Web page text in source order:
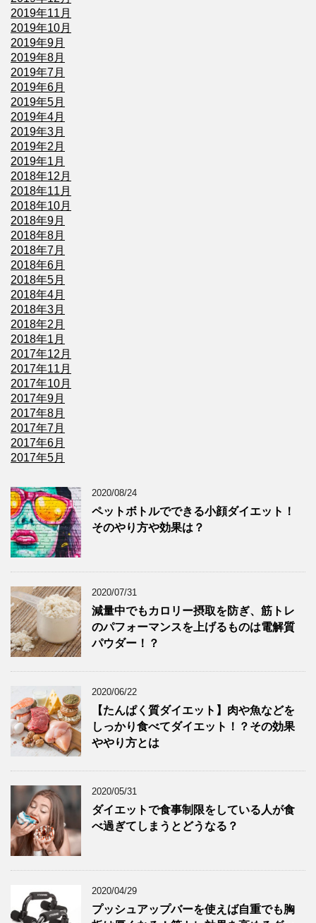
2019年11月
2019年10月
2019年9月
2019年8月
2019年7月
2019年6月
2019年5月
2019年4月
2019年3月
2019年2月
2019年1月
2018年12月
2018年11月
2018年10月
2018年9月
2018年8月
2018年7月
2018年6月
2018年5月
2018年4月
2018年3月
2018年2月
2018年1月
2017年12月
2017年11月
2017年10月
2017年9月
2017年8月
2017年7月
2017年6月
2017年5月
2020/08/24
ペットボトルでできる小顔ダイエット！
そのやり方や効果は？
2020/07/31
減量中でもカロリー摂取を防ぎ、筋トレ
のパフォーマンスを上げるものは電解質
パウダー！？
2020/06/22
【たんぱく質ダイエット】肉や魚などを
しっかり食べてダイエット！？その効果
ややり方とは
2020/05/31
ダイエットで食事制限をしている人が食
べ過ぎてしまうとどうなる？
2020/04/29
プッシュアップバーを使えば自重でも胸